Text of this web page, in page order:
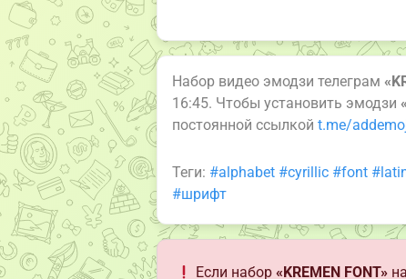
Набор видео эмодзи телеграм
16:45. Чтобы установить эмодзи
постоянной ссылкой t.me/
Теги: #alphabet #cyrillic #font
#шрифт
Если набор«KREMEN FONT»